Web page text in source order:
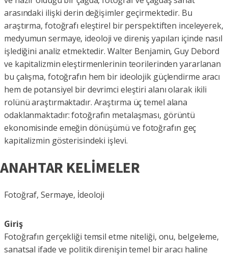
arasındaki ilişki derin değişimler geçirmektedir. Bu
araştırma, fotoğrafı eleştirel bir perspektiften inceleyerek,
medyumun sermaye, ideoloji ve direniş yapıları içinde nasıl
işlediğini analiz etmektedir. Walter Benjamin, Guy Debord
ve kapitalizmin eleştirmenlerinin teorilerinden yararlanan
bu çalışma, fotoğrafın hem bir ideolojik güçlendirme aracı
hem de potansiyel bir devrimci eleştiri alanı olarak ikili
rolünü araştırmaktadır. Araştırma üç temel alana
odaklanmaktadır: fotoğrafın metalaşması, görüntü
ekonomisinde emeğin dönüşümü ve fotoğrafın geç
kapitalizmin gösterisindeki işlevi.
ANAHTAR KELİMELER
Fotoğraf, Sermaye, İdeoloji
Giriş
Fotoğrafın gerçekliği temsil etme niteliği, onu, belgeleme,
sanatsal ifade ve politik direnişin temel bir aracı haline